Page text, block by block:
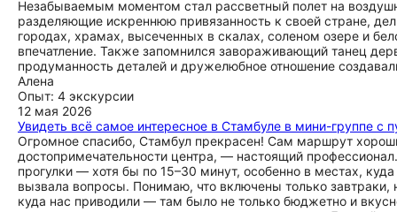
Незабываемым моментом стал рассветный полет на
разделяющие искреннюю привязанность к своей стране,
городах, храмах, высеченных в скалах, соленом озере и
впечатление. Также запомнился завораживающий танец
продуманность деталей и дружелюбное отношение
Алена
Опыт: 4 экскурсии
12 мая 2026
Увидеть всё самое интересное в Стамбуле в мини-группе с
Огромное спасибо, Стамбул прекрасен! Сам маршрут
достопримечательности центра, — настоящий
прогулки — хотя бы по 15–30 минут, особенно в местах,
вызвала вопросы. Понимаю, что включены только
куда нас приводили — там было не только бюджетно и